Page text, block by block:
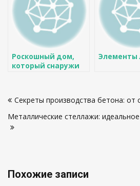
проектов
Роскошный дом,
который снаружи
Элементы
по
записям
Секреты производства бетона: от
Металлические стеллажи:
Похожие записи